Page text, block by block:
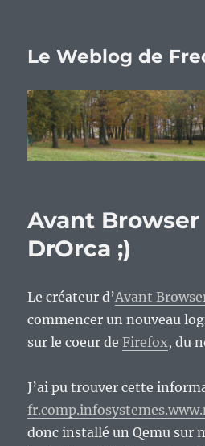
Le Weblog de
Avant Browser
DrOrca ;)
Le créateur d’Avant
commencer un nouveau
sur le coeur deFirefox, du
J’ai pu trouver cette
donc installé un Qemu sur